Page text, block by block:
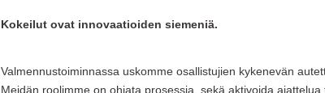
Kokeilut ovat innovaatioiden siemeniä.
Valmennustoiminnassa uskomme osallistujien kykenevän
Meidän roolimme on ohjata prosessia, sekä aktivoida